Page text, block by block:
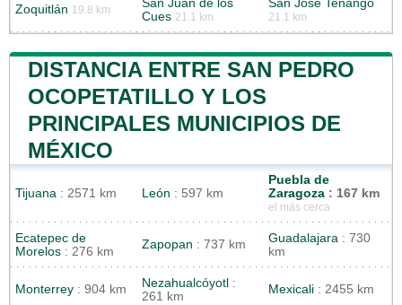
Zoquitlán 19.8 km
San Juan de los
Cues 21.1 km
San José Tenango
21.1 km
DISTANCIA ENTRE SAN PEDRO
OCOPETATILLO Y LOS
PRINCIPALES MUNICIPIOS DE
MÉXICO
Tijuana : 2571 km León : 597 km
Puebla de
Zaragoza : 167 km
el más cerca
Ecatepec de
Morelos : 276 km
Zapopan : 737 km Guadalajara : 730
km
Monterrey : 904 km Nezahualcóyotl :
261 km
Mexicali : 2455 km